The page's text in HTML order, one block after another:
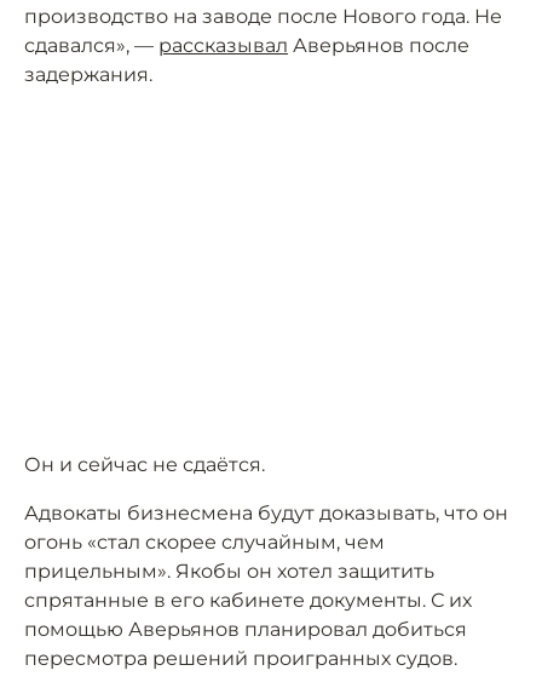
производство на заводе после Нового года. Не
сдавался», — рассказывал Аверьянов после
задержания.
Он и сейчас не сдаётся.
Адвокаты бизнесмена будут доказывать, что он
огонь «стал скорее случайным, чем
прицельным». Якобы он хотел защитить
спрятанные в его кабинете документы. С их
помощью Аверьянов планировал добиться
пересмотра решений проигранных судов.